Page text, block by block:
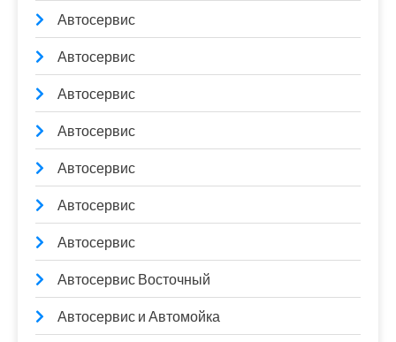
Автосервис
Автосервис
Автосервис
Автосервис
Автосервис
Автосервис
Автосервис
Автосервис Восточный
Автосервис и Автомойка